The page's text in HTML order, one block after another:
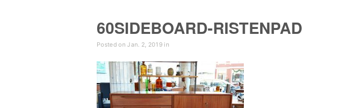
60SIDEBOARD-RISTENPAD
Posted on Jan. 2, 2019 in